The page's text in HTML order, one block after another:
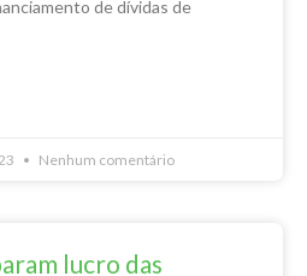
de dívidas de
Nenhum comentário
lucro das